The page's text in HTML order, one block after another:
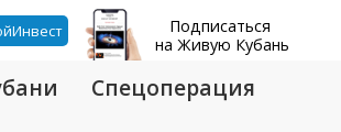
Подписаться
на Живую Кубань
Спецоперация